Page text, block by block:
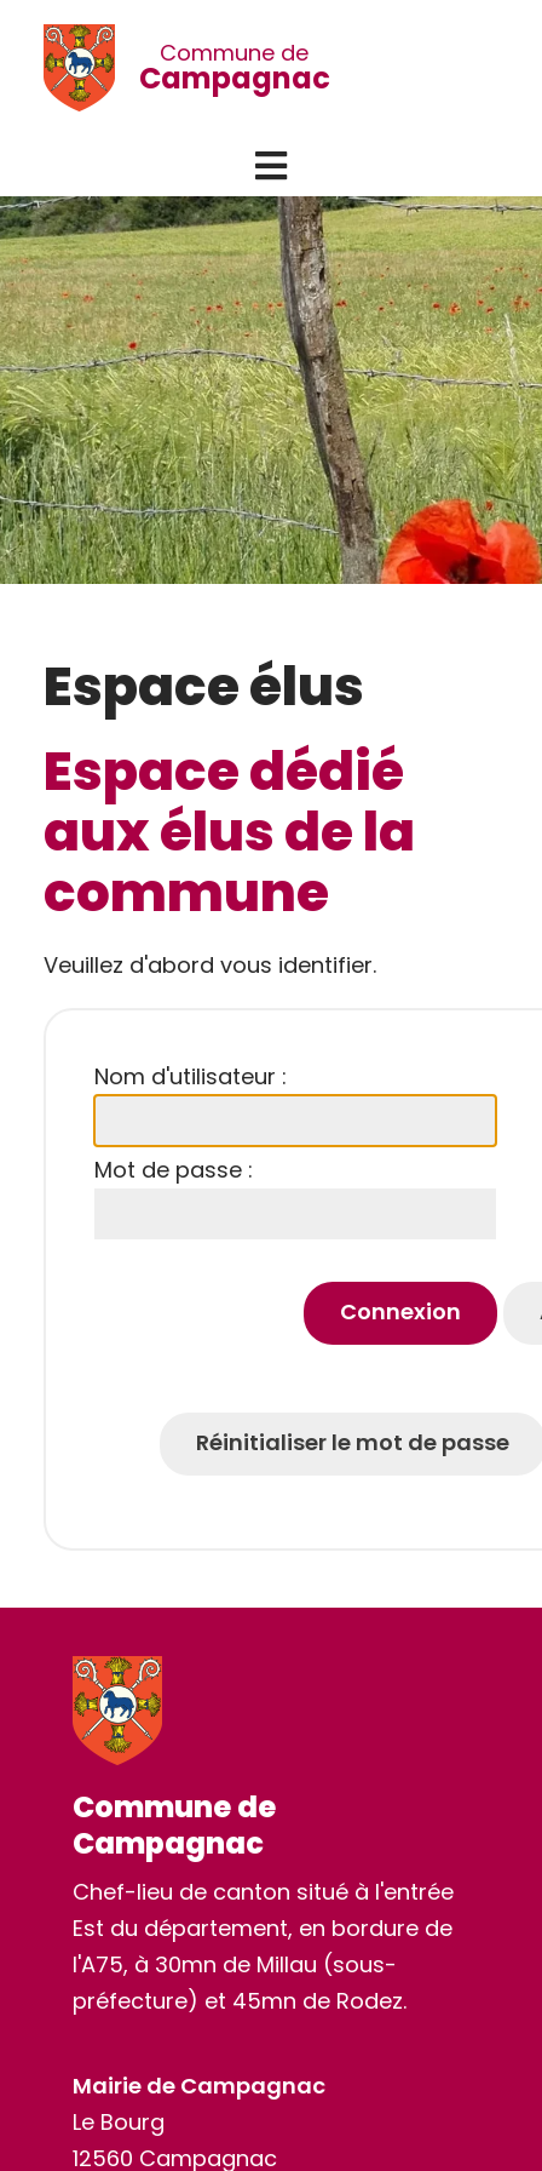
Commune de
Campagnac
Menu
Espace élus
Espace dédié
aux élus de la
commune
Veuillez d'abord vous identifier.
Nom d'utilisateur :
Mot de passe :
Connexion
Réinitialiser le mot de passe
Commune de
Campagnac
Chef-lieu de canton situé à l'entrée
Est du département, en bordure de
l'A75, à 30mn de Millau (sous-
préfecture) et 45mn de Rodez.
Mairie de Campagnac
Le Bourg
12560 Campagnac